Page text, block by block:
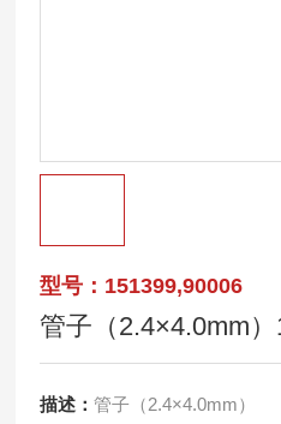
型号：151399,90006
管子（2.4×4.0mm
描述：管子（2.4×4.0mm）